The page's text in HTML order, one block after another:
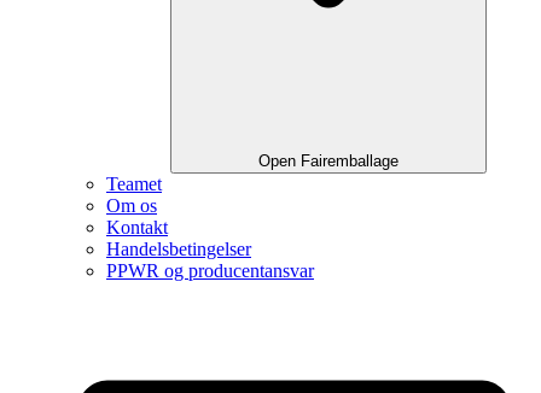
Open Fairemballage
Teamet
Om os
Kontakt
Handelsbetingelser
PPWR og producentansvar